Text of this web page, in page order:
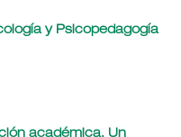
y Psicopedagogía